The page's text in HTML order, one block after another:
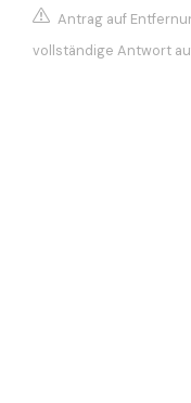
Antrag auf
vollständige Antwort